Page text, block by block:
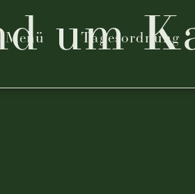
Menü Tagesordnung
um